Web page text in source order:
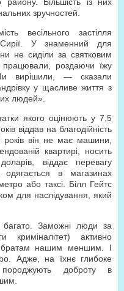
зручностей.
весільного застілля
У знаменний для
не сиділи за святковим
роздаючи їжу
вирішили, — сказали
у щасливе життя з
людей».
якого оцінюють у 7,5
віддав на благодійність
він не має машини,
квартирі, носить
віддає перевагу
одягається в магазинах
або таксі. Білл Гейтс
для наслідування, який
багато. Заможні люди за
активно
братам нашим меншим. І
Адже, на їхнє глибоке
доброту в